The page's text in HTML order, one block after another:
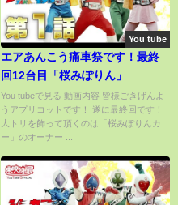
You tube
エアあんこう痛車祭です！最終
回12台目「桜みぽりん」
You tubeで見る 動画内容 皆様ごきげんよ
うアプリコットです！ 遂に最終回です！
大トリを飾って頂くのは「桜みぽりんカ
ー」のオーナー ...